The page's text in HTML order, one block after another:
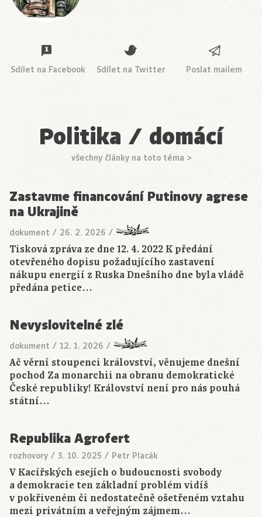
Sdílet na Facebook Sdílet na Twitter Poslat mailem
Politika / domácí
všechny články na toto téma >
Zastavme financování Putinovy agrese
na Ukrajině
dokument / 26. 2. 2026 /
Tisková zpráva ze dne 12. 4. 2022 K předání
otevřeného dopisu požadujícího zastavení
nákupu energií z Ruska Dnešního dne byla vládě
předána petice…
Nevyslovitelné zlé
dokument / 12. 1. 2026 /
Ač věrní stoupenci království, věnujeme dnešní
pochod Za monarchii na obranu demokratické
České republiky! Království není pro nás pouhá
státní…
Republika Agrofert
rozhovory / 3. 10. 2025 / Petr Placák
V Kacířských esejích o budoucnosti svobody
a demokracie ten základní problém vidíš
v pokřiveném či nedostatečně ošetřeném vztahu
mezi privátním a veřejným zájmem…